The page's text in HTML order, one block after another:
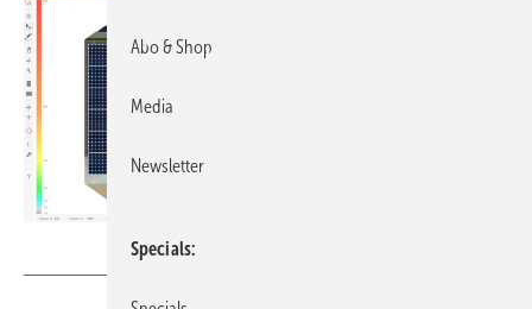
Abo & Shop
Media
Newsletter
Specials